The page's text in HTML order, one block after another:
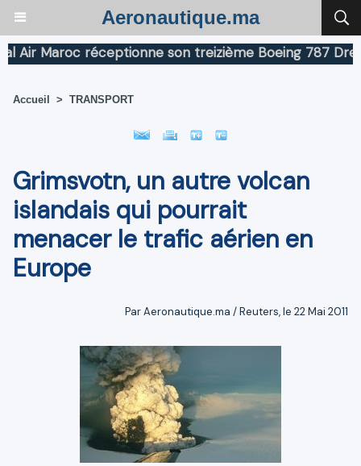
Aeronautique.ma
Maroc réceptionne son treizième Boeing 787
Accueil > TRANSPORT
Grimsvotn, un autre volcan
islandais qui pourrait
menacer le trafic aérien en
Europe
Par Aeronautique.ma / Reuters, le 22 Mai 2011